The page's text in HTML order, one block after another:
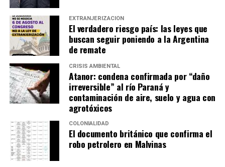
EXTRANJERIZACIÓN
El verdadero riesgo país: las leyes que
buscan seguir poniendo a la Argentina
de remate
CRISIS AMBIENTAL
Atanor: condena confirmada por “daño
irreversible” al río Paraná y
contaminación de aire, suelo y agua con
agrotóxicos
COLONIALIDAD
El documento británico que confirma el
robo petrolero en Malvinas